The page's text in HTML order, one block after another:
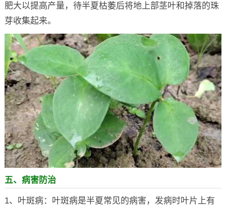
肥大以提高产量，待半夏枯萎后将地上部茎叶和掉落的珠
芽收集起来。
五、病害防治
1、叶斑病：叶斑病是半夏常见的病害，发病时叶片上有